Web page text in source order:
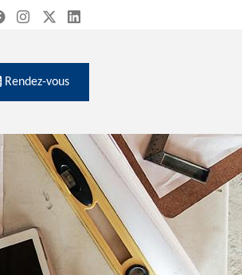
Rendez-vous